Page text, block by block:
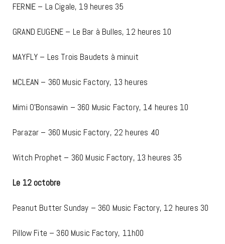
FERNIE – La Cigale, 19 heures 35
GRAND EUGENE – Le Bar à Bulles, 12 heures 10
MAYFLY – Les Trois Baudets à minuit
MCLEAN – 360 Music Factory, 13 heures
Mimi O’Bonsawin – 360 Music Factory, 14 heures 10
Parazar – 360 Music Factory, 22 heures 40
Witch Prophet – 360 Music Factory, 13 heures 35
Le 12 octobre
Peanut Butter Sunday – 360 Music Factory, 12 heures 30
Pillow Fite – 360 Music Factory, 11h00